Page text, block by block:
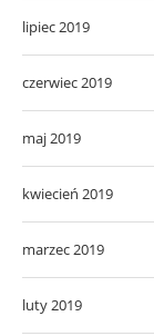
lipiec 2019
czerwiec 2019
maj 2019
kwiecień 2019
marzec 2019
luty 2019